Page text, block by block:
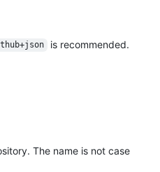
is recommended.
The name is not case